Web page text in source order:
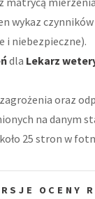
wykaz
i niebezpieczne).
dla Lekarz
oraz
na danym
25 stron w
OCENY